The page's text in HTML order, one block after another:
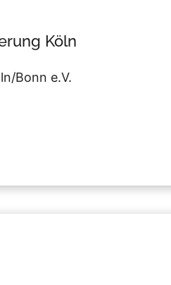
Köln
Bonn e.V.